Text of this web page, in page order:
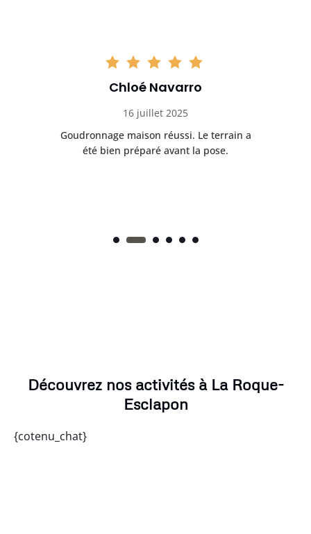
Chloé Navarro
16 juillet 2025
Goudronnage maison réussi. Le terrain a
été bien préparé avant la pose.
Découvrez nos activités à La Roque-
Esclapon
{cotenu_chat}